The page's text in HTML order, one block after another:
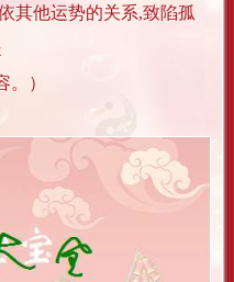
其他运势的关系,致陷孤
。）